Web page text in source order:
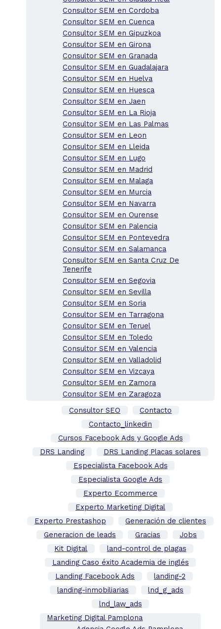
Consultor SEM en Cordoba
Consultor SEM en Cuenca
Consultor SEM en Gipuzkoa
Consultor SEM en Girona
Consultor SEM en Granada
Consultor SEM en Guadalajara
Consultor SEM en Huelva
Consultor SEM en Huesca
Consultor SEM en Jaen
Consultor SEM en La Rioja
Consultor SEM en Las Palmas
Consultor SEM en Leon
Consultor SEM en Lleida
Consultor SEM en Lugo
Consultor SEM en Madrid
Consultor SEM en Malaga
Consultor SEM en Murcia
Consultor SEM en Navarra
Consultor SEM en Ourense
Consultor SEM en Palencia
Consultor SEM en Pontevedra
Consultor SEM en Salamanca
Consultor SEM en Santa Cruz De
Tenerife
Consultor SEM en Segovia
Consultor SEM en Sevilla
Consultor SEM en Soria
Consultor SEM en Tarragona
Consultor SEM en Teruel
Consultor SEM en Toledo
Consultor SEM en Valencia
Consultor SEM en Valladolid
Consultor SEM en Vizcaya
Consultor SEM en Zamora
Consultor SEM en Zaragoza
Consultor SEO
Contacto
Contacto_linkedin
Cursos Facebook Ads y Google Ads
DRS Landing
DRS Landing Placas solares
Especialista Facebook Ads
Especialista Google Ads
Experto Ecommerce
Experto Marketing Digital
Experto Prestashop
Generación de clientes
Generacion de leads
Gracias
Jobs
Kit Digital
land-control de plagas
Landing Caso éxito Academia de inglés
Landing Facebook Ads
landing-2
landing-inmobiliarias
lnd_g_ads
lnd_law_ads
Marketing Digital Pamplona